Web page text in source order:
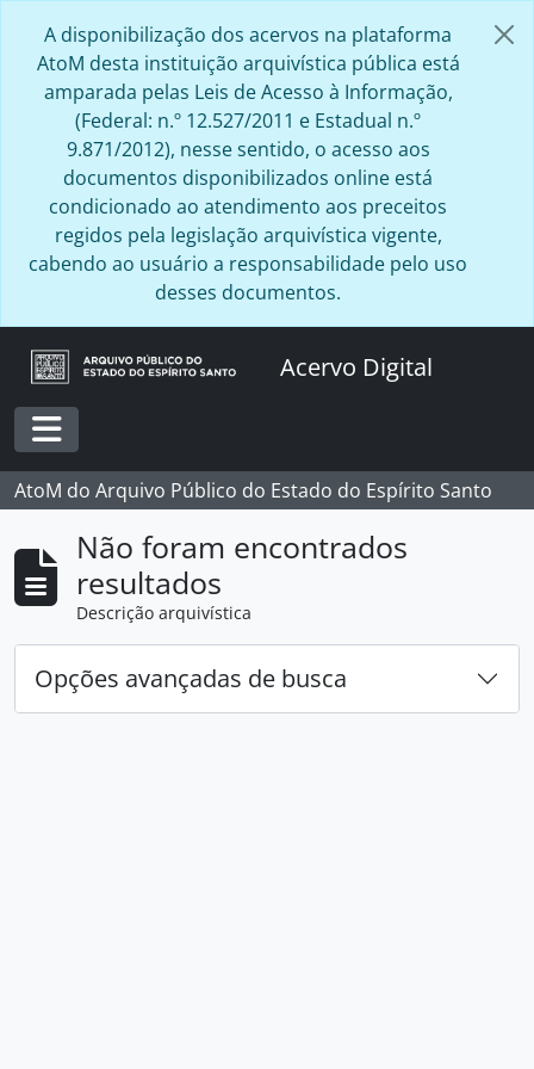
A disponibilização dos acervos na plataforma
AtoM desta instituição arquivística pública está
amparada pelas Leis de Acesso à Informação,
(Federal: n.º 12.527/2011 e Estadual n.º
9.871/2012), nesse sentido, o acesso aos
documentos disponibilizados online está
condicionado ao atendimento aos preceitos
regidos pela legislação arquivística vigente,
cabendo ao usuário a responsabilidade pelo uso
desses documentos.
Acervo Digital
Toggle navigation
AtoM do Arquivo Público do Estado do Espírito Santo
Não foram encontrados
resultados
Descrição arquivística
Opções avançadas de busca